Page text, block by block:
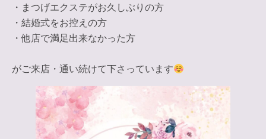
・まつげエクステがお久しぶりの方
・結婚式をお控えの方
・他店で満足出来なかった方
がご来店・通い続けて下さっています